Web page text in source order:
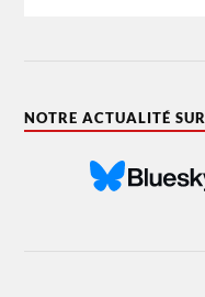
NOTRE ACTUALITÉ